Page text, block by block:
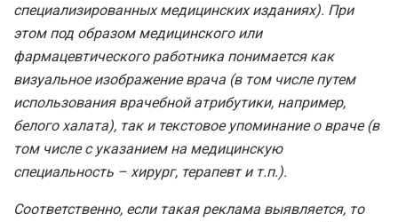
специализированных медицинских изданиях). При
этом под образом медицинского или
фармацевтического работника понимается как
визуальное изображение врача (в том числе путем
использования врачебной атрибутики, например,
белого халата), так и текстовое упоминание о враче (в
том числе с указанием на медицинскую
специальность – хирург, терапевт и т.п.).
Соответственно, если такая реклама выявляется, то